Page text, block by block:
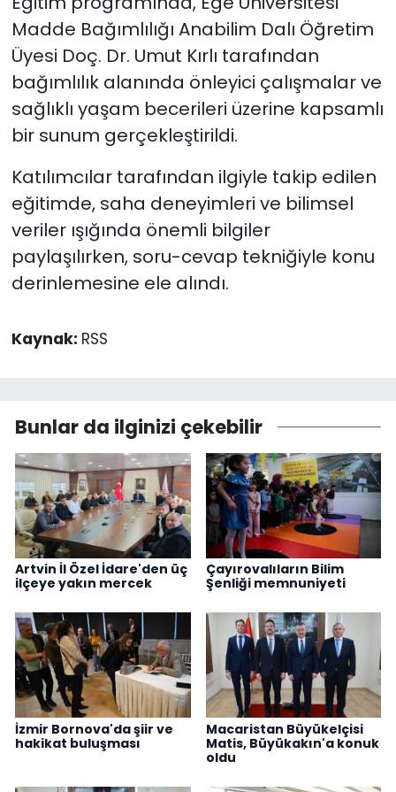
Madde Bağımlılığı Anabilim Dalı Öğretim
Üyesi Doç. Dr. Umut Kırlı tarafından
bağımlılık alanında önleyici çalışmalar ve
sağlıklı yaşam becerileri üzerine kapsamlı
bir sunum gerçekleştirildi.
Katılımcılar tarafından ilgiyle takip edilen
eğitimde, saha deneyimleri ve bilimsel
veriler ışığında önemli bilgiler
paylaşılırken, soru-cevap tekniğiyle konu
derinlemesine ele alındı.
Kaynak: RSS
Bunlar da ilginizi çekebilir
Artvin İl Özel İdare'den üç
ilçeye yakın mercek
Çayırovalıların Bilim
Şenliği memnuniyeti
İzmir Bornova'da şiir ve
hakikat buluşması
Macaristan Büyükelçisi
Matis, Büyükakın'a konuk
oldu